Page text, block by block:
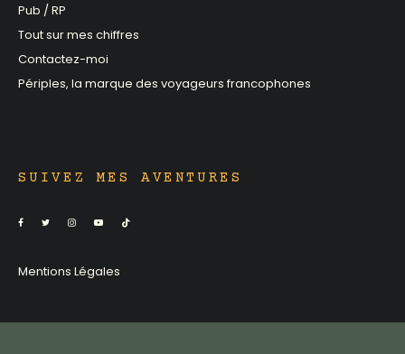
Pub / RP
Tout sur mes chiffres
Contactez-moi
Périples, la marque des voyageurs francophones
SUIVEZ MES AVENTURES
Mentions Légales